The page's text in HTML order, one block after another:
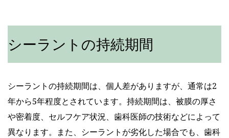
シーラントの持続期間
シーラントの持続期間は、個人差がありますが、通常は2
年から5年程度とされています。持続期間は、被膜の厚さ
や密着度、セルフケア状況、歯科医師の技術などによって
異なります。また、シーラントが劣化した場合でも、歯科